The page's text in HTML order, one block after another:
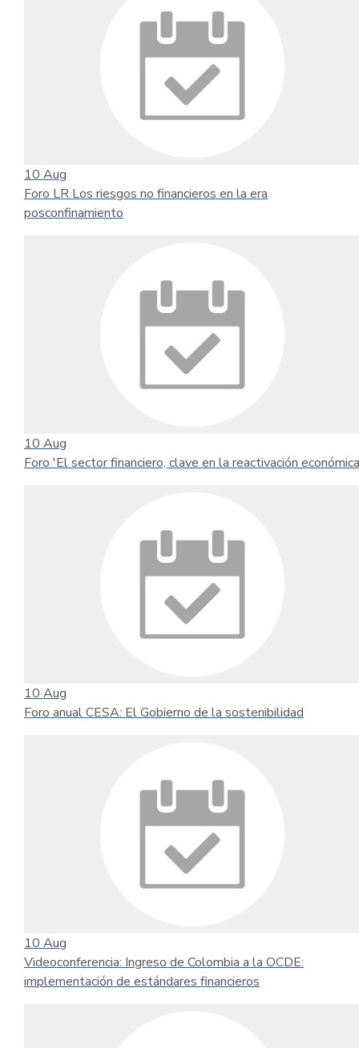
10 Aug
Foro LR Los riesgos no financieros en la era
posconfinamiento
10 Aug
Foro 'El sector financiero, clave en la reactivación
10 Aug
Foro anual CESA: El Gobierno de la sostenibilidad
10 Aug
Videoconferencia: Ingreso de Colombia a la OCDE:
implementación de estándares financieros